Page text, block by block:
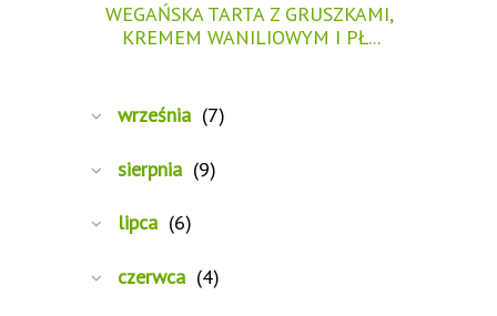
WEGAŃSKA TARTA Z GRUSZKAMI,
KREMEM WANILIOWYM I PŁ...
września (7)
sierpnia (9)
lipca (6)
czerwca (4)